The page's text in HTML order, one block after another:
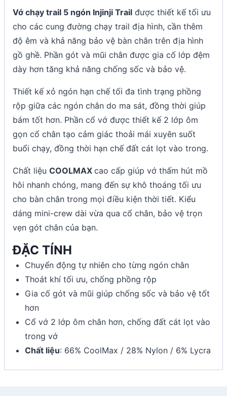
Vớ chạy trail 5 ngón Injinji Trail được thiết kế tối ưu
cho các cung đường chạy trail địa hình, cần thêm
độ êm và khả năng bảo vệ bàn chân trên địa hình
gồ ghề. Phần gót và mũi chân được gia cố lớp đệm
dày hơn tăng khả năng chống sốc và bảo vệ.
Thiết kế xỏ ngón hạn chế tối đa tình trạng phồng
rộp giữa các ngón chân do ma sát, đồng thời giúp
bám tốt hơn. Phần cổ vớ được thiết kế 2 lớp ôm
gọn cổ chân tạo cảm giác thoải mái xuyên suốt
buổi chạy, đồng thời hạn chế đất cát lọt vào trong.
Chất liệu COOLMAX cao cấp giúp vớ thấm hút mồ
hôi nhanh chóng, mang đến sự khô thoáng tối ưu
cho bàn chân trong mọi điều kiện thời tiết. Kiểu
dáng mini-crew dài vừa qua cổ chân, bảo vệ trọn
vẹn gót chân của bạn.
ĐẶC TÍNH
Chuyển động tự nhiên cho từng ngón chân
Thoát khí tối ưu, chống phồng rộp
Gia cố gót và mũi giúp chống sốc và bảo vệ tốt
hơn
Cổ vớ 2 lớp ôm chân hơn, chống đất cát lọt vào
trong vớ
Chất liệu: 66% CoolMax / 28% Nylon / 6% Lycra